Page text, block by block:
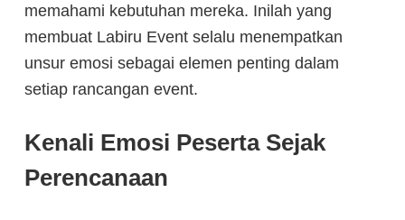
memahami kebutuhan mereka. Inilah yang
membuat Labiru Event selalu menempatkan
unsur emosi sebagai elemen penting dalam
setiap rancangan event.
Kenali Emosi Peserta Sejak
Perencanaan